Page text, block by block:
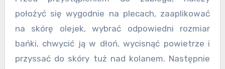
położyć się wygodnie na plecach, zaaplikować
na skórę olejek, wybrać odpowiedni rozmiar
bańki, chwycić ją w dłoń, wycisnąć powietrze i
przyssać do skóry tuż nad kolanem. Następnie